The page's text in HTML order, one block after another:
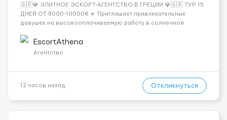
🇬🇷💎 ЭЛИТНОЕ ЭСКОРТ-АГЕНТСТВО В ГРЕЦИИ 💎🇬🇷 ТУР 15
ДНЕЙ ОТ 8000-10000€ 🔹 Приглашает привлекательных
девушек на высокооплачиваемую работу в солнечной
хорошие деньги 💶 — это предложение для тебя! 🔹
Требования: ✔️ Возраст от ...
EscortAthena
Агентство
12 часов назад Откликнуться